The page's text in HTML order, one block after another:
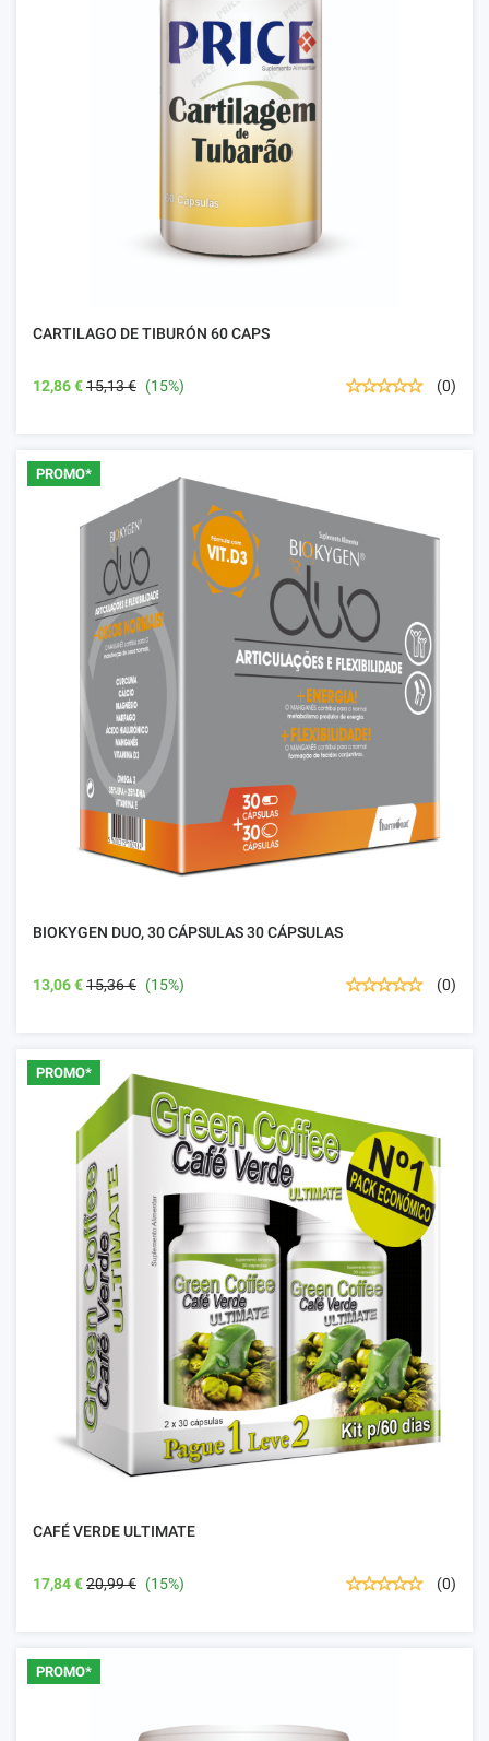
CARTILAGO DE TIBURÓN 60 CAPS
12,86 €15,13 € (15%) (0)
PROMO*
BIOKYGEN DUO, 30 CÁPSULAS 30 CÁPSULAS
13,06 €15,36 € (15%) (0)
PROMO*
CAFÉ VERDE ULTIMATE
17,84 €20,99 € (15%) (0)
PROMO*